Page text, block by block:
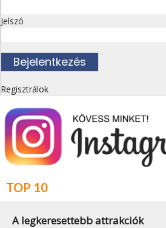
Jelszó
Regisztrálok
TOP 10
A legkeresettebb attrakciók